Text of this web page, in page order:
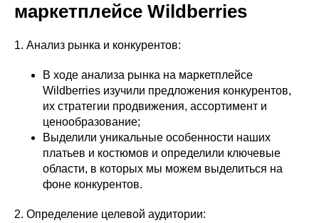
маркетплейсе Wildberries
1. Анализ рынка и конкурентов:
В ходе анализа рынка на маркетплейсе
Wildberries изучили предложения конкурентов,
их стратегии продвижения, ассортимент и
ценообразование;
Выделили уникальные особенности наших
платьев и костюмов и определили ключевые
области, в которых мы можем выделиться на
фоне конкурентов.
2. Определение целевой аудитории: